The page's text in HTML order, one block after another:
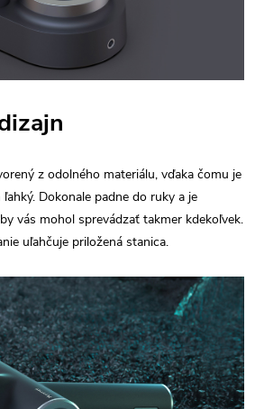
z odolného materiálu, vďaka čomu je
Dokonale padne do ruky a je
vás mohol sprevádzať takmer kdekoľvek.
uľahčuje priložená stanica.